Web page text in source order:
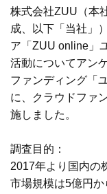
株式会社ZUU（本
成、以下「当社」
ア「ZUU online」
活動についてアン
ファンディング「
に、クラウドファ
施しました。
調査目的：
2017年より国内の
市場規模は5億円